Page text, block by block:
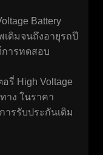
Battery
ดิมจนถึงอายุรถปี
ารทดสอบ
รี่ High Voltage
าง ในราคา
ารรับประกันเดิม